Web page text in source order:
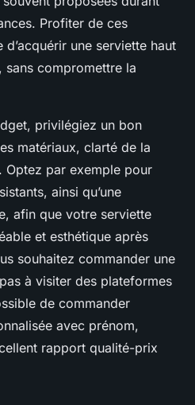
Profiter de ces
une serviette haut
compromettre la
privilégiez un bon
matériaux, clarté de la
Optez par exemple pour
ainsi qu’une
afin que votre serviette
et esthétique après
souhaitez commander une
à visiter des plateformes
de commander
avec prénom,
rapport qualité-prix